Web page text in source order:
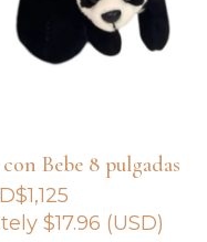
Bebe 8 pulgadas
1,125
$17.96 (USD)